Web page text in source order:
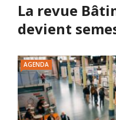
La revue
devient
AGENDA